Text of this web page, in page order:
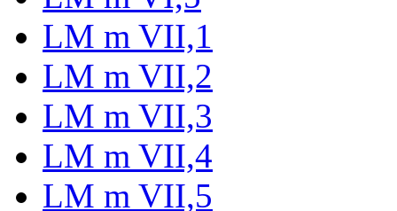
LM m VII,1
LM m VII,2
LM m VII,3
LM m VII,4
LM m VII,5